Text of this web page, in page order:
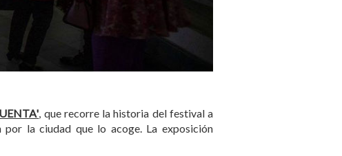
, que recorre la historia del festival a
la ciudad que lo acoge. La exposición